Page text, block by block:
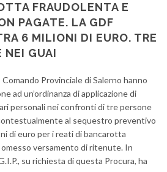
FRAUDOLENTA E
PAGATE. LA GDF
6 MILIONI DI EURO. TRE
NEI GUAI
Provinciale di Salerno hanno
ad un’ordinanza di applicazione di
personali nei confronti di tre persone
al sequestro preventivo
di euro per i reati di bancarotta
versamento di ritenute. In
su richiesta di questa Procura, ha